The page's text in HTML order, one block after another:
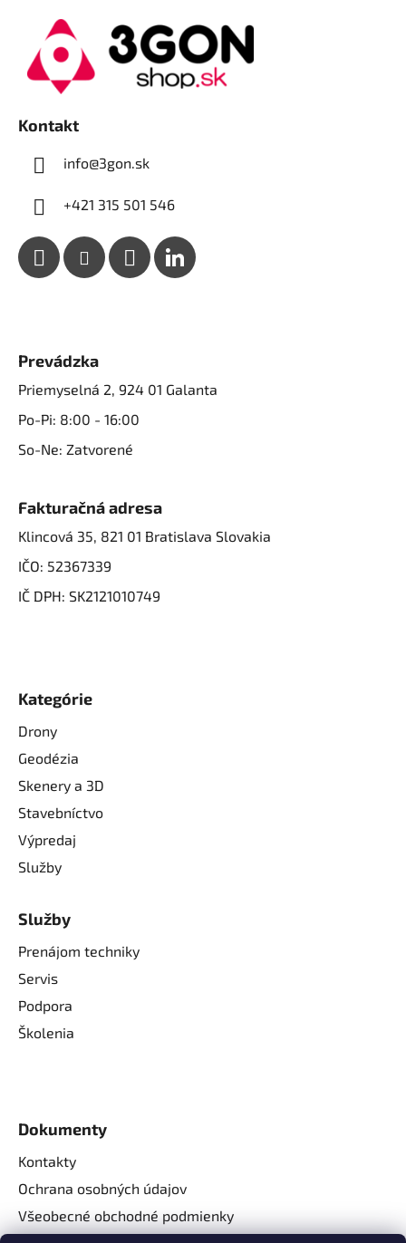
Kontakt
info@3gon.sk
+421 315 501 546
Prevádzka
Priemyselná 2, 924 01 Galanta
Po-Pi: 8:00 - 16:00
So-Ne: Zatvorené
Fakturačná adresa
Klincová 35, 821 01 Bratislava Slovakia
IČO: 52367339
IČ DPH: SK2121010749
Kategórie
Drony
Geodézia
Skenery a 3D
Stavebníctvo
Výpredaj
Služby
Služby
Prenájom techniky
Servis
Podpora
Školenia
Dokumenty
Kontakty
Ochrana osobných údajov
Všeobecné obchodné podmienky